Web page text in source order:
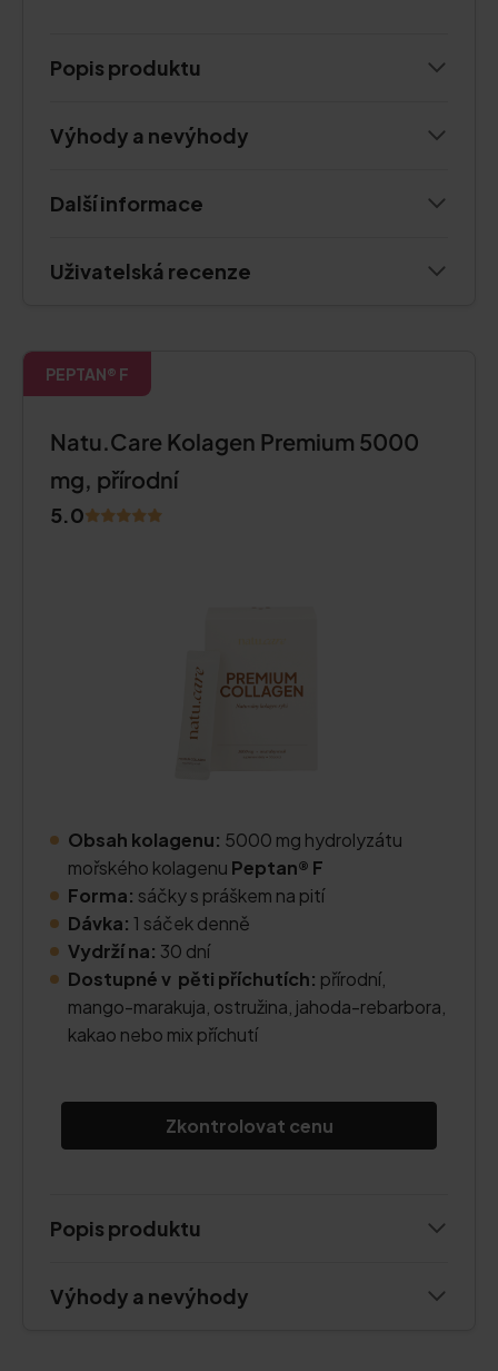
Popis produktu
Výhody a nevýhody
Další informace
Uživatelská recenze
PEPTAN® F
Natu.Care Kolagen Premium 5000
mg, přírodní
5.0
Obsah kolagenu: 5000 mg hydrolyzátu
mořského kolagenu Peptan® F
Forma: sáčky s práškem na pití
Dávka: 1 sáček denně
Vydrží na: 30 dní
Dostupné v pěti příchutích: přírodní,
mango-marakuja, ostružina, jahoda-rebarbora,
kakao nebo mix příchutí
Zkontrolovat cenu
Popis produktu
Výhody a nevýhody